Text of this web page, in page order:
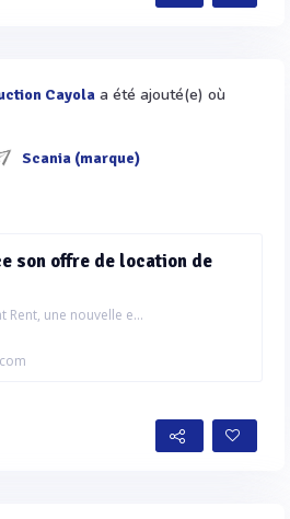
Cayola a été ajouté(e) où
Scania (marque)
son offre de location de
Rent, une nouvelle e...